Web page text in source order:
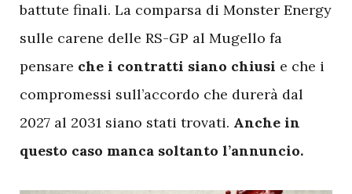
battute finali. La comparsa di Monster Energy
sulle carene delle RS-GP al Mugello fa
pensare che i contratti siano chiusi e che i
compromessi sull’accordo che durerà dal
2027 al 2031 siano stati trovati. Anche in
questo caso manca soltanto l’annuncio.